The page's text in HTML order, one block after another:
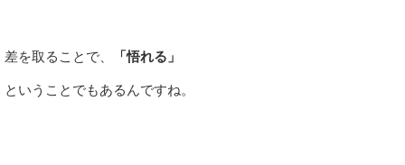
差を取ることで、 「悟れる」
ということでもあるんですね。